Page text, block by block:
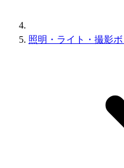
照明・ライト・撮影